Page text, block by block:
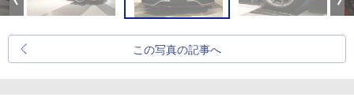
この写真の記事へ